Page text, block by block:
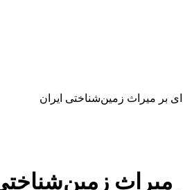
بر میراث زمین‌‌شناختی ایران
میراث